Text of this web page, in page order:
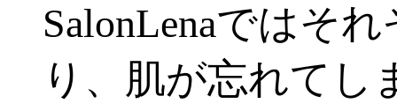
SalonLenaではそ
り、肌が忘れてし